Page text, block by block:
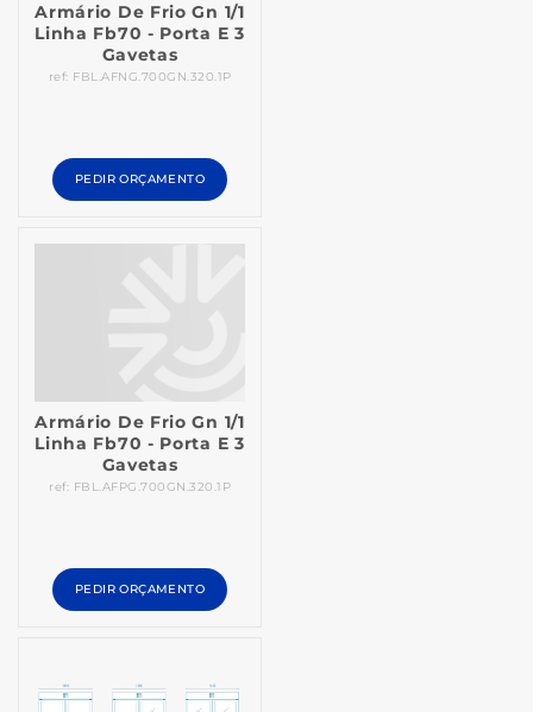
Armário De Frio Gn 1/1
Linha Fb70 - Porta E 3
Gavetas
ref: FBL.AFNG.700GN.320.1P
PEDIR ORÇAMENTO
Armário De Frio Gn 1/1
Linha Fb70 - Porta E 3
Gavetas
ref: FBL.AFPG.700GN.320.1P
PEDIR ORÇAMENTO